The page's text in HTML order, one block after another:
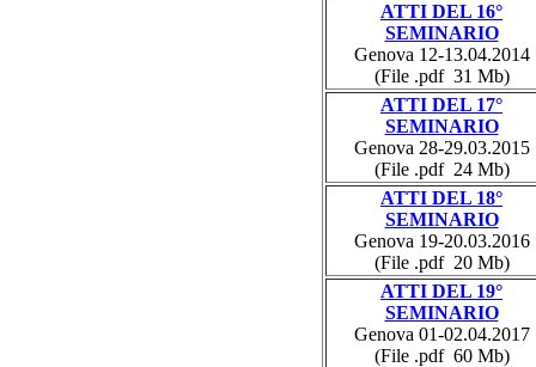
ATTI DEL 16°
SEMINARIO
Genova 12-13.04.2014
(File .pdf 31 Mb)
ATTI DEL 17°
SEMINARIO
Genova 28-29.03.2015
(File .pdf 24 Mb)
ATTI DEL 18°
SEMINARIO
Genova 19-20.03.2016
(File .pdf 20 Mb)
ATTI DEL 19°
SEMINARIO
Genova 01-02.04.2017
(File .pdf 60 Mb)